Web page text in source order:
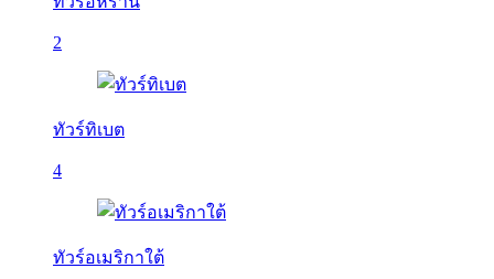
2
ทัวร์ทิเบต
4
ทัวร์อเมริกาใต้